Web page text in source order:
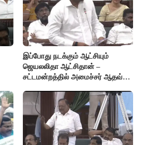
இப்போது நடக்கும் ஆட்சியும்
ஜெயலலிதா ஆட்சிதான் –
சட்டமன்றத்தில் அமைச்சர் ஆதவ்